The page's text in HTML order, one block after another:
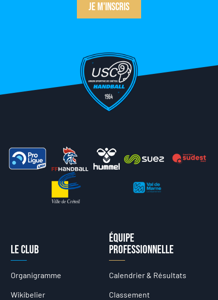
Je m'inscris
Le club
Organigramme
Wikibelier
Équipe
professionnelle
Calendrier & Résultats
Classement